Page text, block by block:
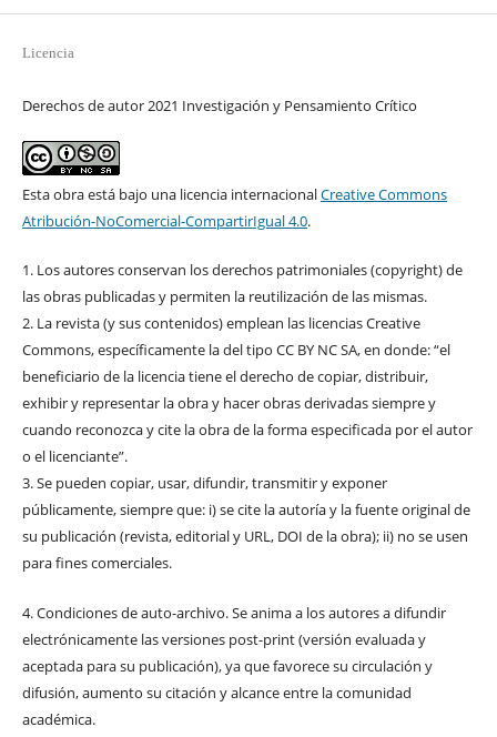
Licencia
Derechos de autor 2021 Investigación y Pensamiento Crítico
Esta obra está bajo una licencia internacionalCreative Commons
Atribución-NoComercial-CompartirIgual 4.0.
1. Los autores conservan los derechos patrimoniales (copyright) de
las obras publicadas y permiten la reutilización de las mismas.
2. La revista (y sus contenidos) emplean las licencias Creative
Commons, específicamente la del tipo CC BY NC SA, en donde: “el
beneficiario de la licencia tiene el derecho de copiar, distribuir,
exhibir y representar la obra y hacer obras derivadas siempre y
cuando reconozca y cite la obra de la forma especificada por el autor
o el licenciante”.
3. Se pueden copiar, usar, difundir, transmitir y exponer
públicamente, siempre que: i) se cite la autoría y la fuente original de
su publicación (revista, editorial y URL, DOI de la obra); ii) no se usen
para fines comerciales.
4. Condiciones de auto-archivo. Se anima a los autores a difundir
electrónicamente las versiones post-print (versión evaluada y
aceptada para su publicación), ya que favorece su circulación y
difusión, aumento su citación y alcance entre la comunidad
académica.